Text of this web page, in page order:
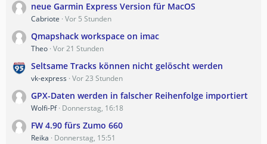
neue Garmin Express Version für MacOS
Cabriote Vor 5 Stunden
Qmapshack workspace on imac
Theo Vor 21 Stunden
Seltsame Tracks können nicht gelöscht werden
vk-express Vor 23 Stunden
GPX-Daten werden in falscher Reihenfolge importiert
Wolfi-Pf Donnerstag, 16:18
FW 4.90 fürs Zumo 660
Reika Donnerstag, 15:51